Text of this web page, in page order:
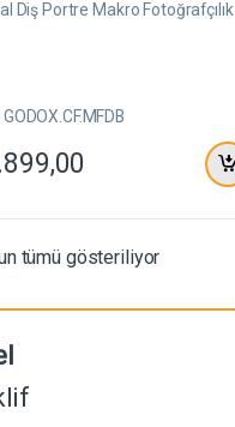
Diş Portre Makro Fotoğrafçılık
tümü gösteriliyor